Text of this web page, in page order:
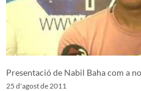
Presentació de Nabil Baha com a
25 d'agost de 2011